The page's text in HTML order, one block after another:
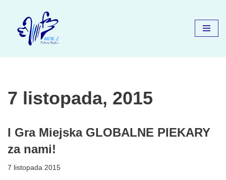
Przejdź
7 listopada, 2015
I Gra Miejska GLOBALNE PIEKARY
za nami!
7 listopada 2015